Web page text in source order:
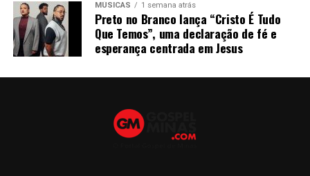
MÚSICAS 1 semana atrás
Preto no Branco lança “Cristo É Tudo
Que Temos”, uma declaração de fé e
esperança centrada em Jesus